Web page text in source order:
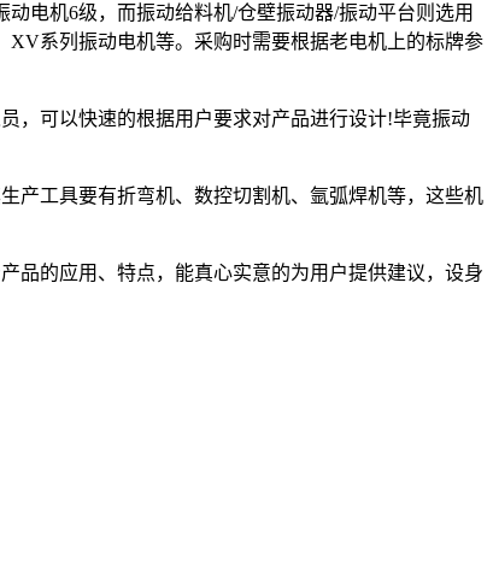
电机6级，而振动给料机/仓壁振动器/振动平台则选用
系列振动电机等。采购时需要根据老电机上的标牌参
可以快速的根据用户要求对产品进行设计!毕竟振动
工具要有折弯机、数控切割机、氩弧焊机等，这些机
的应用、特点，能真心实意的为用户提供建议，设身